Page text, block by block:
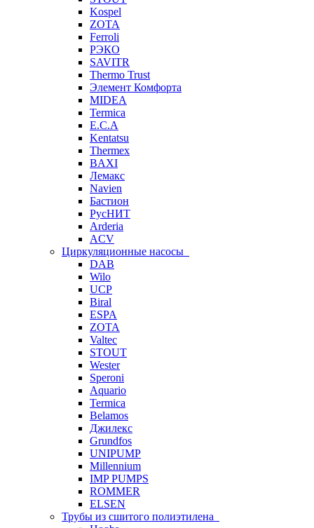
Kospel
ZOTA
Ferroli
РЭКО
SAVITR
Thermo Trust
Элемент Комфорта
MIDEA
Termica
E.C.A
Kentatsu
Thermex
BAXI
Лемакс
Navien
Бастион
РусНИТ
Arderia
ACV
Циркуляционные насосы
DAB
Wilo
UCP
Biral
ESPA
ZOTA
Valtec
STOUT
Wester
Speroni
Aquario
Termica
Belamos
Джилекс
Grundfos
UNIPUMP
Millennium
IMP PUMPS
ROMMER
ELSEN
Трубы из сшитого полиэтилена